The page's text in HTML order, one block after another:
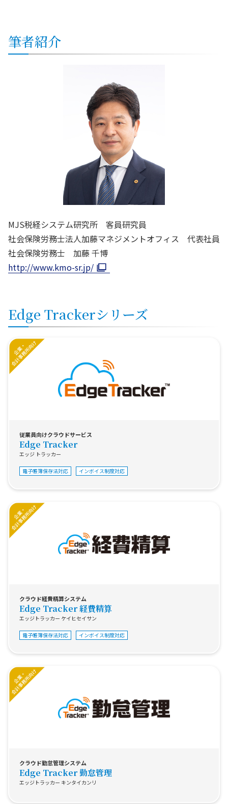
筆者紹介
MJS税経システム研究所 客員研究員
社会保険労務士法人加藤マネジメントオフィス 代表社員
社会保険労務士 加藤 千博
http://www.kmo-sr.jp/
Edge Trackerシリーズ
従業員向けクラウドサービス
Edge Tracker
エッジ トラッカー
電子帳簿保存法対応 インボイス制度対応
クラウド経費精算システム
Edge Tracker 経費精算
エッジトラッカー ケイヒセイサン
電子帳簿保存法対応 インボイス制度対応
クラウド勤怠管理システム
Edge Tracker 勤怠管理
エッジトラッカー キンタイカンリ